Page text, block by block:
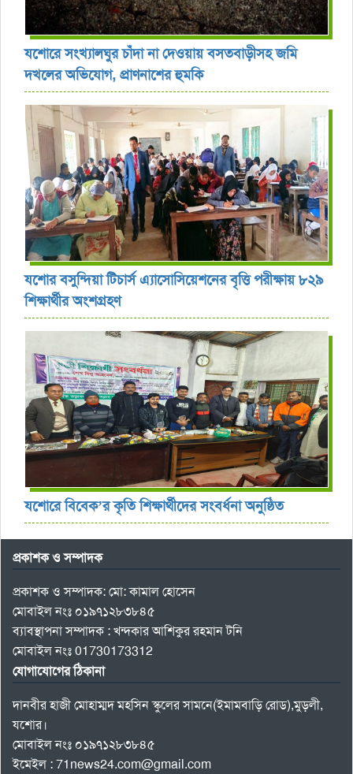
যশোরে সংখ্যালঘুর চাঁদা না দেওয়ায় বসতবাড়ীসহ জমি
দখলের অভিযোগ, প্রাণনাশের হুমকি
যশোর বসুন্দিয়া টিচার্স এ্যাসোসিয়েশনের বৃত্তি পরীক্ষায় ৮২৯
শিক্ষার্থীর অংশগ্রহণ
যশোরে বিবেক’র কৃতি শিক্ষার্থীদের সংবর্ধনা অনুষ্ঠিত
প্রকাশক ও সম্পাদক
প্রকাশক ও সম্পাদক: মো: কামাল হোসেন
মোবাইল নংঃ ০১৯৭১২৮৩৮৪৫
ব্যাবস্থাপনা সম্পাদক : খন্দকার আশিকুর রহমান টনি
মোবাইল নংঃ 01730173312
যোগাযোগের ঠিকানা
দানবীর হাজী মোহাম্মদ মহসিন স্কুলের সামনে(ইমামবাড়ি রোড),মুড়লী,
যশোর।
মোবাইল নংঃ ০১৯৭১২৮৩৮৪৫
ইমেইল : 71news24.com@gmail.com